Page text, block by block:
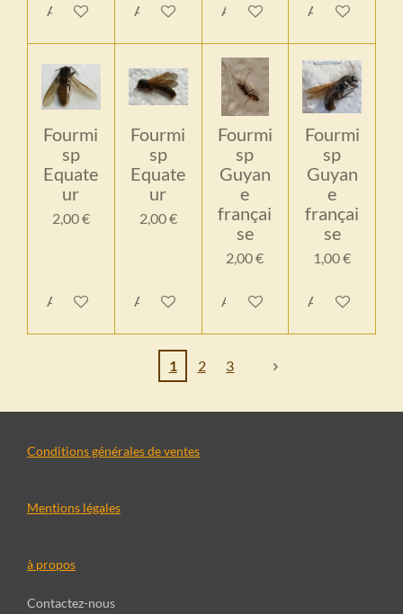
Ajouter au panierAjouter au panierAjouter au panierAjouter au
Fourmi
sp
Equate
ur
2,00 €
Ajouter au panier
Fourmi
sp
Equate
ur
2,00 €
Ajouter au panier
Fourmi
sp
Guyan
e
françai
se
2,00 €
Ajouter au panier
Fourmi
sp
Guyan
e
françai
se
1,00 €
Ajouter au
1 2 3
Conditions générales de ventes
Mentions légales
à propos
Contactez-nous